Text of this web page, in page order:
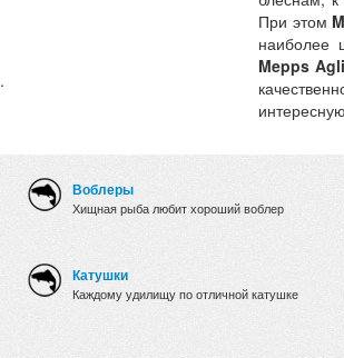
.
При этом
наиболее
Mepps
Воблеры
Хищная рыба любит хороший воблер
Катушки
Каждому удилищу по отличной катушке